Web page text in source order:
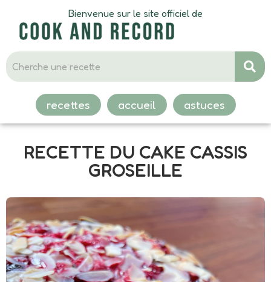
Bienvenue sur le site officiel de
recettes accueil astuces
RECETTE DU CAKE CASSIS
GROSEILLE